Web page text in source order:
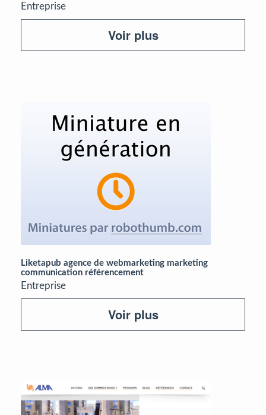
Entreprise
Voir plus
Liketapub agence de webmarketing marketing
communication référencement
Entreprise
Voir plus